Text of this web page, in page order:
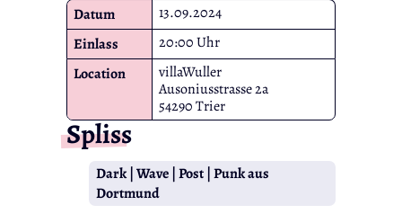
Datum
13.09.2024
Einlass
20:00 Uhr
Location
villaWuller
Ausoniusstrasse 2a
54290 Trier
Spliss
Dark | Wave | Post | Punk aus
Dortmund